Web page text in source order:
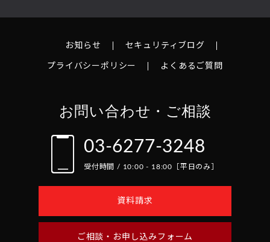
お知らせ セキュリティブログ
プライバシーポリシー よくあるご質問
お問い合わせ・ご相談
03-6277-3248
受付時間 / 10:00 - 18:00［平日のみ］
資料請求
ご相談・お申し込みフォーム